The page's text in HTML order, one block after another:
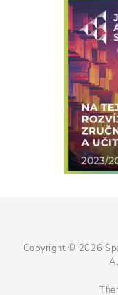
Copyright © 2026